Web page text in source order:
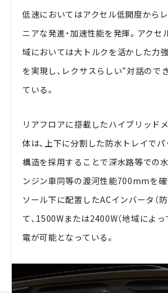
低速においてはアクセル低開度から
ニアな発進・加速性能を発揮。アク
域においては大トルクを活かした力
を実現し、レクサスらしい“対話ので
ている。
リアフロアに搭載したハイブリッド
体は、上下に分割した防水トレイで
構造を採用することで深水路等での
ンジン車同等の渡河性能700mmを確
ソール下に配置したACインバータ（
て、1500Wまたは2400W（地域によ
電が可能となっている。